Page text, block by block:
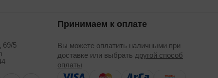
69/5
Принимаем к оплате
Вы можете оплатить наличными при
доставке или выбрать другой способ
оплаты